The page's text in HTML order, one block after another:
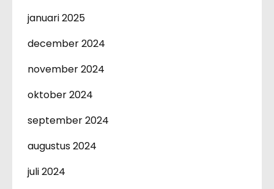
januari 2025
december 2024
november 2024
oktober 2024
september 2024
augustus 2024
juli 2024